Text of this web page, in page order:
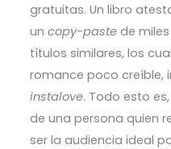
gratuitas. Un libro
un copy-paste de
títulos similares, los
romance poco creíble,
instalove. Todo esto
de una persona quien
ser la audiencia ideal